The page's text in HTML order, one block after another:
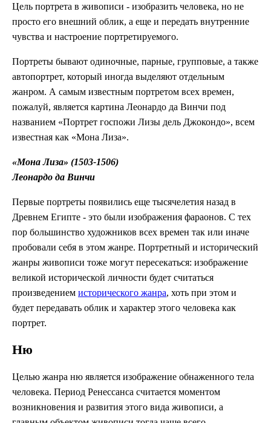
Цель портрета в живописи - изобразить человека, но не
просто его внешний облик, а еще и передать внутренние
чувства и настроение портретируемого.
Портреты бывают одиночные, парные, групповые, а также
автопортрет, который иногда выделяют отдельным
жанром. А самым известным портретом всех времен,
пожалуй, является картина Леонардо да Винчи под
названием «Портрет госпожи Лизы дель Джокондо», всем
известная как «Мона Лиза».
«Мона Лиза» (1503-1506)
Леонардо да Винчи
Первые портреты появились еще тысячелетия назад в
Древнем Египте - это были изображения фараонов. С тех
пор большинство художников всех времен так или иначе
пробовали себя в этом жанре. Портретный и исторический
жанры живописи тоже могут пересекаться: изображение
великой исторической личности будет считаться
произведением исторического жанра, хоть при этом и
будет передавать облик и характер этого человека как
портрет.
Ню
Целью жанра ню является изображение обнаженного тела
человека. Период Ренессанса считается моментом
возникновения и развития этого вида живописи, а